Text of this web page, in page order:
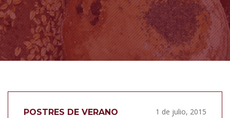
POSTRES DE VERANO 1 de julio, 2015